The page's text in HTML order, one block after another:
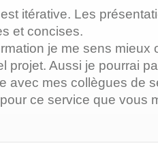
itérative. Les
et concises.
je me sens mieux
projet. Aussi je pourrai
avec mes collègues de
ce service que vous